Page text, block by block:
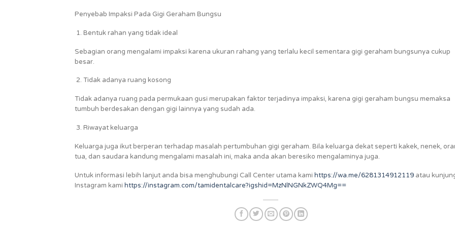
Penyebab Impaksi Pada Gigi Geraham Bungsu
Bentuk rahan yang tidak ideal
Sebagian orang mengalami impaksi karena ukuran rahang yang terlalu kecil sementara gigi geraham bungsunya cukup
besar.
Tidak adanya ruang kosong
Tidak adanya ruang pada permukaan gusi merupakan faktor terjadinya impaksi, karena gigi geraham bungsu memaksa
tumbuh berdesakan dengan gigi lainnya yang sudah ada.
Riwayat keluarga
Keluarga juga ikut berperan terhadap masalah pertumbuhan gigi geraham. Bila keluarga dekat seperti kakek, nenek,
tua, dan saudara kandung mengalami masalah ini, maka anda akan beresiko mengalaminya juga.
Untuk informasi lebih lanjut anda bisa menghubungi Call Center utama kami https://wa.me/6281314912119 atau
Instagram kami https://instagram.com/tamidentalcare?igshid=MzNlNGNkZWQ4Mg==